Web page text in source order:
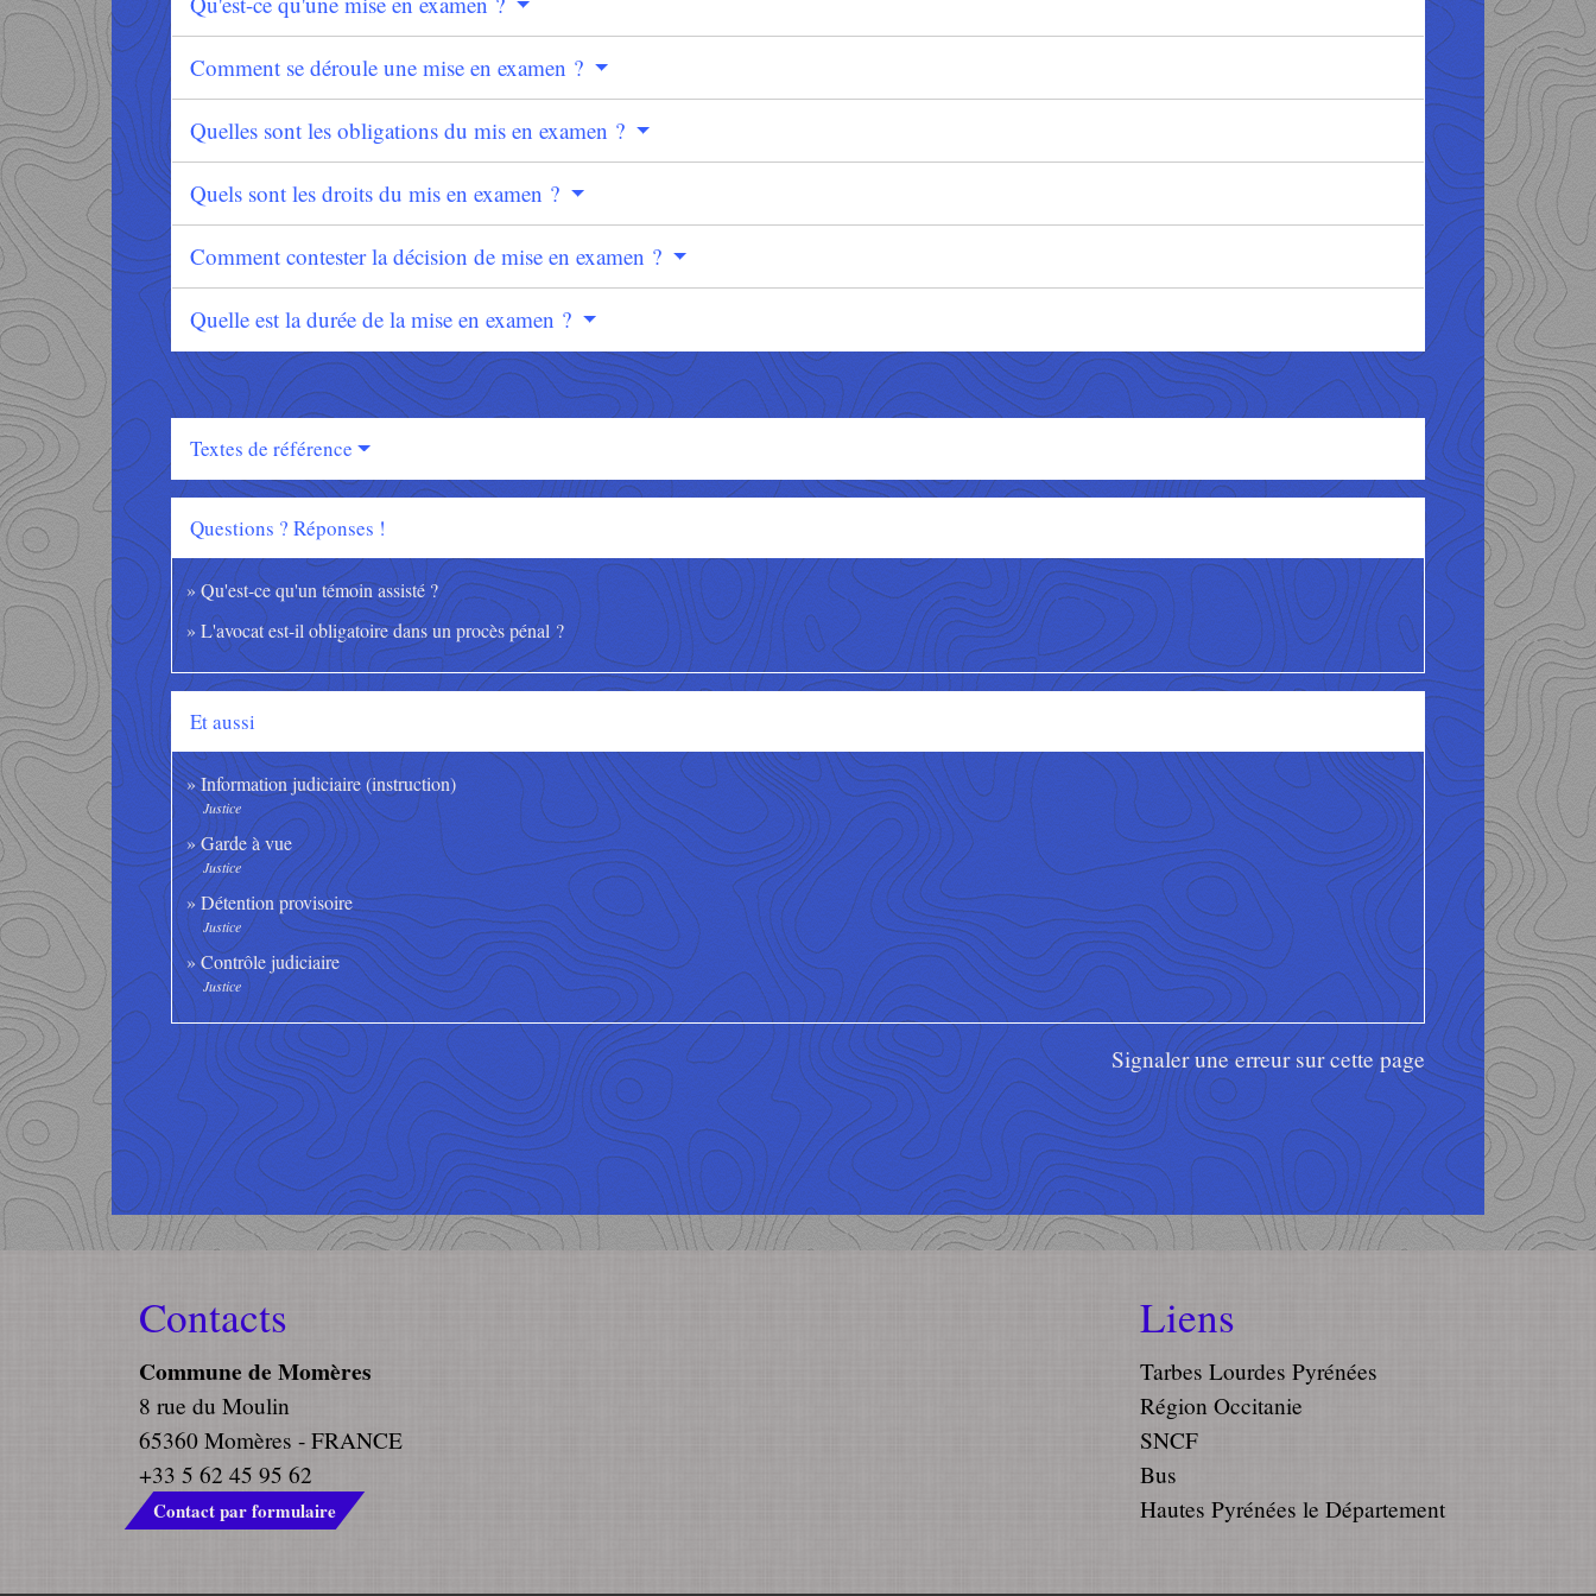
Comment se déroule une mise en examen ?
Quelles sont les obligations du mis en examen ?
Quels sont les droits du mis en examen ?
Comment contester la décision de mise en examen ?
Quelle est la durée de la mise en examen ?
Textes de référence
Questions ? Réponses !
Qu'est-ce qu'un témoin assisté ?
L'avocat est-il obligatoire dans un procès pénal ?
Et aussi
Information judiciaire (instruction)
Justice
Garde à vue
Justice
Détention provisoire
Justice
Contrôle judiciaire
Justice
Signaler une erreur sur cette page
Contacts
Commune de Momères
8 rue du Moulin
65360 Momères - FRANCE
+33 5 62 45 95 62
Contact par formulaire
Liens
Tarbes Lourdes Pyrénées
Région Occitanie
SNCF
Bus
Hautes Pyrénées le Département